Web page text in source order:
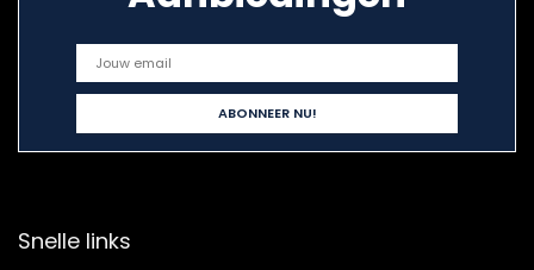
Snelle links